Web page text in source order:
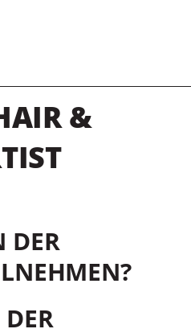
&
DER